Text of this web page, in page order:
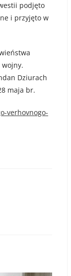
podjęto
i przyjęto w
Dziurach
maja br.
verhovnogo-